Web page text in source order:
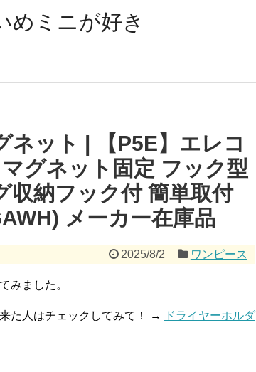
めミニが好き
ネット | 【P5E】エレコ
グネット固定 フック型
収納フック付 簡単取付
メーカー在庫品
2025/8/2 ワンピース
みました。
た人はチェックしてみて！ →
ドライヤーホルダ